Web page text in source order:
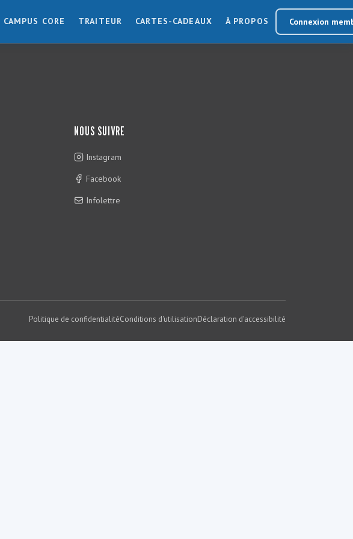
CAMPUS CORE TRAITEUR CARTES-CADEAUX À PROPOS Connexion
NOUS SUIVRE
Instagram
Facebook
Infolettre
Politique de confidentialitéConditions d'utilisationDéclaration d'accessibilité